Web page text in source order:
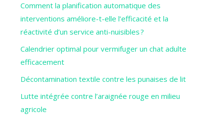
Comment la planification automatique des
interventions améliore-t-elle l’efficacité et la
réactivité d’un service anti-nuisibles ?
Calendrier optimal pour vermifuger un chat adulte
efficacement
Décontamination textile contre les punaises de lit
Lutte intégrée contre l’araignée rouge en milieu
agricole